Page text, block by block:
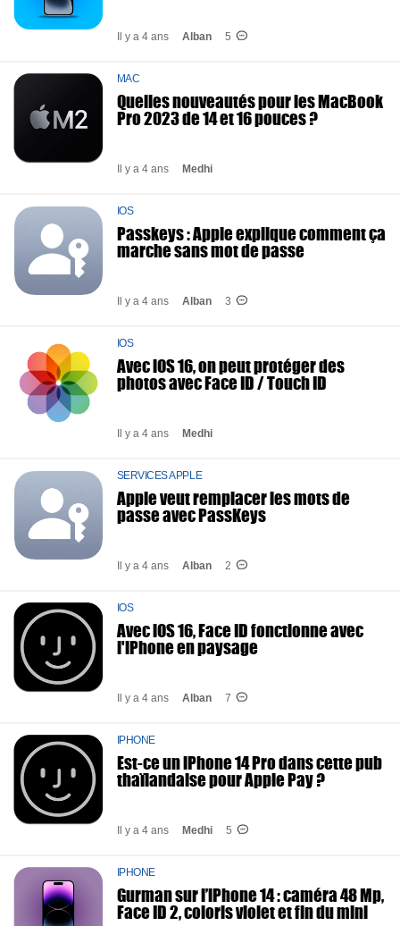
Il y a 4 ans Alban 5
MAC
Quelles nouveautés pour les MacBook
Pro 2023 de 14 et 16 pouces ?
Il y a 4 ans Medhi
IOS
Passkeys : Apple explique comment ça
marche sans mot de passe
Il y a 4 ans Alban 3
IOS
Avec iOS 16, on peut protéger des
photos avec Face ID / Touch ID
Il y a 4 ans Medhi
SERVICES APPLE
Apple veut remplacer les mots de
passe avec PassKeys
Il y a 4 ans Alban 2
IOS
Avec iOS 16, Face ID fonctionne avec
l'iPhone en paysage
Il y a 4 ans Alban 7
IPHONE
Est-ce un iPhone 14 Pro dans cette pub
thaïlandaise pour Apple Pay ?
Il y a 4 ans Medhi 5
IPHONE
Gurman sur l’iPhone 14 : caméra 48 Mp,
Face ID 2, coloris violet et fin du mini